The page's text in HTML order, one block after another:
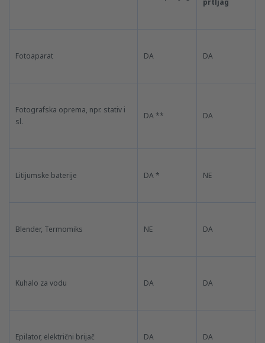
prtljag
Fotoaparat DA DA
Fotografska oprema, npr. stativ i
sl.
DA ** DA
Litijumske baterije DA * NE
Blender, Termomiks NE DA
Kuhalo za vodu DA DA
Epilator, električni brijač DA DA